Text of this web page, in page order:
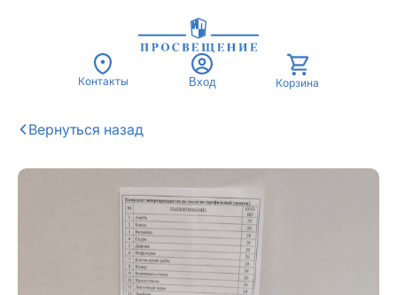
Контакты Вход Корзина